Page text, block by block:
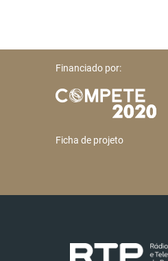
Financiado por:
Ficha de projeto